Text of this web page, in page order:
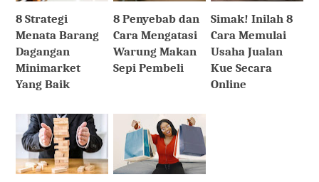
8 Strategi
Menata Barang
Dagangan
Minimarket
Yang Baik
8 Penyebab dan
Cara Mengatasi
Warung Makan
Sepi Pembeli
Simak! Inilah 8
Cara Memulai
Usaha Jualan
Kue Secara
Online